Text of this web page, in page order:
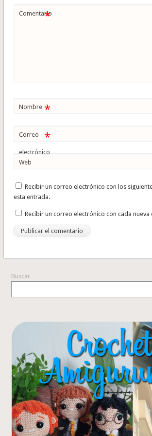
Comentario
*
Nombre *
Correo
electrónico
*
Web
Recibir un correo electrónico con los
esta entrada.
Recibir un correo electrónico con cada nueva
Buscar